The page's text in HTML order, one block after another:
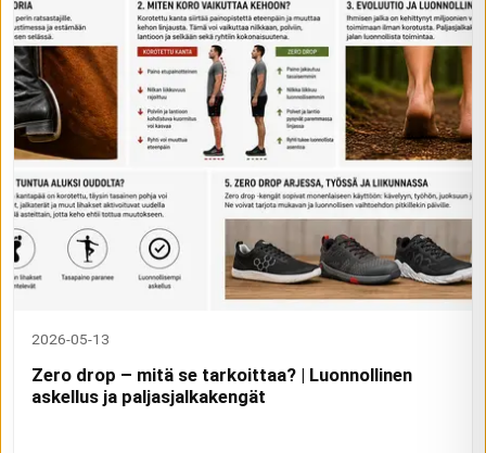
2026-05-13
Zero drop – mitä se tarkoittaa? | Luonnollinen
askellus ja paljasjalkakengät